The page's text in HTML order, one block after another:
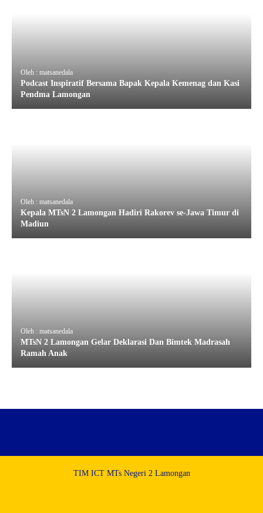
Oleh : matsanedala
Podcast Inspiratif Bersama Bapak Kepala Kemenag dan Kasi
Pendma Lamongan
Oleh : matsanedala
Kepala MTsN 2 Lamongan Hadiri Rakorev se-Jawa Timur di
Madiun
Oleh : matsanedala
MTsN 2 Lamongan Gelar Deklarasi Dan Bimtek Madrasah
Ramah Anak
TIM ICT MTs Negeri 2 Lamongan